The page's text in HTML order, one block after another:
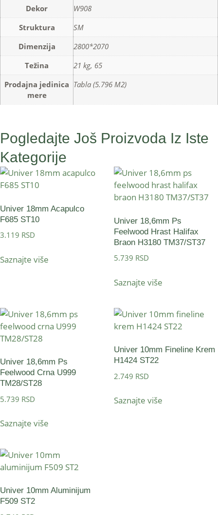
Dekor
W908
Struktura
SM
Dimenzija
2800*2070
Težina
21 kg, 65
Prodajna jedinica
mere
Tabla (5.796 M2)
Pogledajte Još Proizvoda Iz Iste
Kategorije
Univer 18mm Acapulco
F685 ST10
3.119 RSD
Saznajte više
Univer 18,6mm Ps
Feelwood Hrast Halifax
Braon H3180 TM37/ST37
5.739 RSD
Saznajte više
Univer 18,6mm Ps
Feelwood Crna U999
TM28/ST28
5.739 RSD
Saznajte više
Univer 10mm Fineline Krem
H1424 ST22
2.749 RSD
Saznajte više
Univer 10mm Aluminijum
F509 ST2